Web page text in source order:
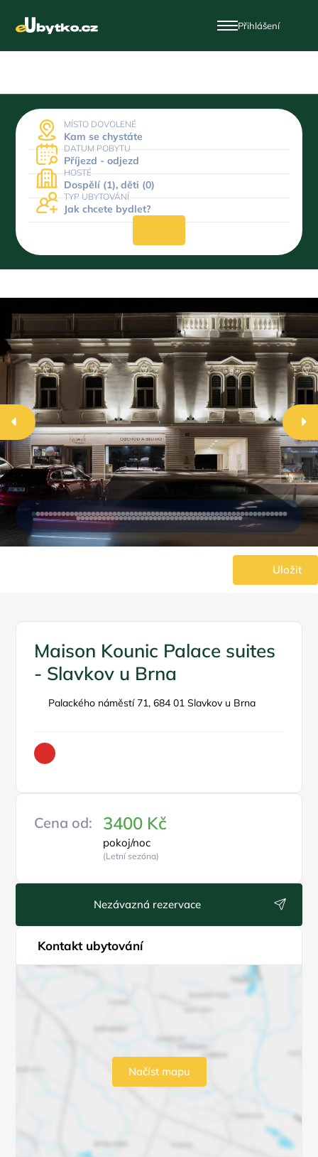
Přihlášení
MÍSTO DOVOLENÉ
Kam se chystáte
DATUM POBYTU
Příjezd - odjezd
HOSTÉ
Dospělí (1), děti (0)
TYP UBYTOVÁNÍ
Jak chcete bydlet?
Uložit
Maison Kounic Palace suites
- Slavkov u Brna
Palackého náměstí 71, 684 01 Slavkov u Brna
Cena od: 3400 Kč
pokoj/noc
(Letní sezóna)
Nezávazná rezervace
Kontakt ubytování
Načíst mapu